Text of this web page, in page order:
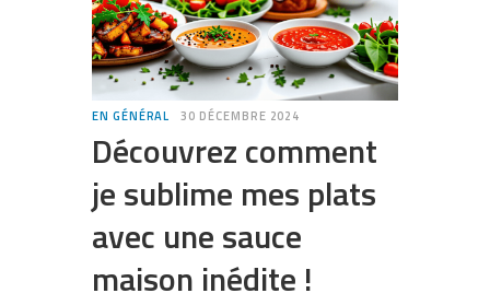
EN GÉNÉRAL 30 DÉCEMBRE 2024
Découvrez comment
je sublime mes plats
avec une sauce
maison inédite !